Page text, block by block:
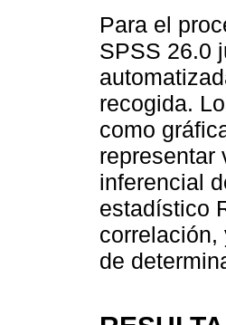
Para el
SPSS 26.0
recogida.
como
representar
inferencial
estadístico
correlación,
de